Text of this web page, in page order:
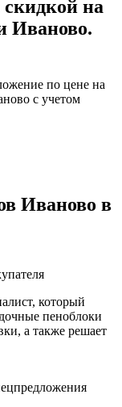
на
Иваново.
по цене на
с учетом
Иваново в
который
пеноблоки
а также решает